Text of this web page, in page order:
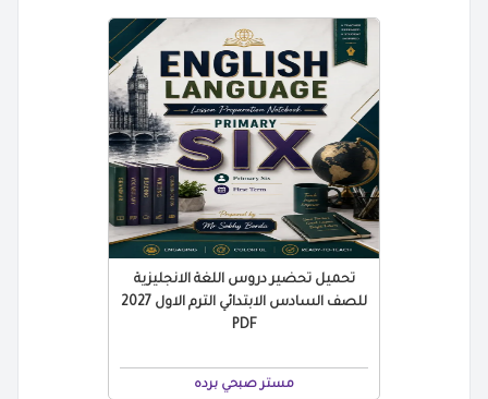
تحميل تحضير دروس اللغة الانجليزية
للصف السادس الابتدائي الترم الاول 2027
PDF
مستر صبحي برده